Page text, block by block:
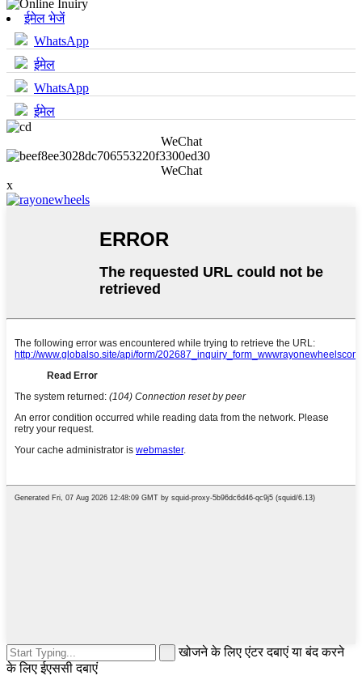
ईमेल भेजें
WhatsApp
ईमेल
WhatsApp
ईमेल
WeChat
WeChat
x
खोजने के लिए एंटर दबाएं या बंद करने
के लिए ईएससी दबाएं